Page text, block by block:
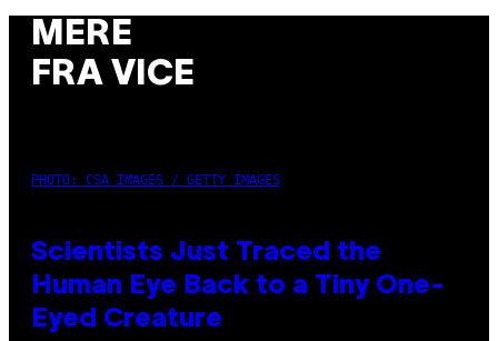
MERE
FRA VICE
PHOTO: CSA IMAGES / GETTY IMAGES
Scientists Just Traced the
Human Eye Back to a Tiny One-
Eyed Creature